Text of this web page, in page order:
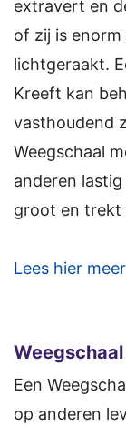
extravert en
of zij is
lichtgeraakt.
Kreeft kan
vasthoudend
Weegschaal
anderen
groot en trekt
Lees hier
Een
op anderen